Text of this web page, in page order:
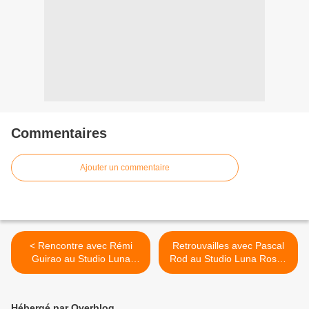
Commentaires
Ajouter un commentaire
< Rencontre avec Rémi
Guirao au Studio Luna
Rossa afin d’en apprendre
Retrouvailles avec Pascal
Rod au Studio Luna Rossa
à l’occasion de la sortie de